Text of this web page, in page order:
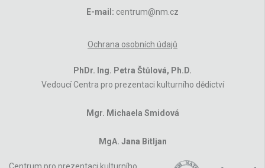
E-mail: centrum@nm.cz
Ochrana osobních údajů
PhDr. Ing. Petra Štůlová, Ph.D.
Vedoucí Centra pro prezentaci kulturního dědictví
Mgr. Michaela Smidová
MgA. Jana Bitljan